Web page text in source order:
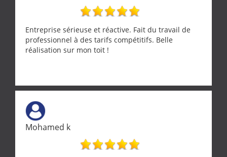
Entreprise sérieuse et réactive. Fait du travail de
professionnel à des tarifs compétitifs. Belle
réalisation sur mon toit !
Mohamed k